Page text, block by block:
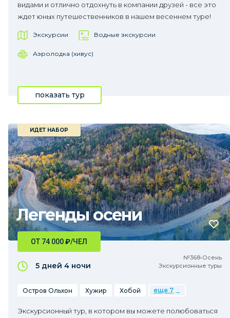
видами и отлично отдохнуть в компании друзей - все это
ждет юных путешественников в нашем весеннем туре!
Экскурсии Водные экскурсии
Аэролодка (хивус)
показать тур
Легенды осени
ИДЕТ НАБОР
№368•Осень
Экскурсионные туры
ОТ 74 000₽/ЧЕЛ
5 дней 4 ночи
Остров Ольхон Хужир Хобой еще 7
Экскурсионный тур, в котором вы можете полюбоваться